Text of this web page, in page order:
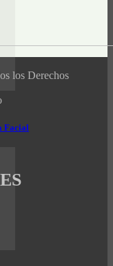
Facial
los Derechos